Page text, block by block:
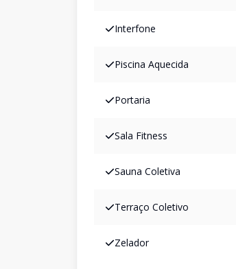
Interfone
Piscina Aquecida
Portaria
Sala Fitness
Sauna Coletiva
Terraço Coletivo
Zelador